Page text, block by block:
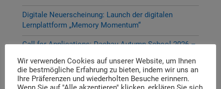
Digitale Neuerscheinung: Launch der digitalen
Lernplattform „Memory Momentum“
Call for Applications: Dachau Autumn School 2026 –
Wir verwenden Cookies auf unserer Website, um Ihnen
die bestmögliche Erfahrung zu bieten, indem wir uns an
Ihre Präferenzen und wiederholten Besuche erinnern.